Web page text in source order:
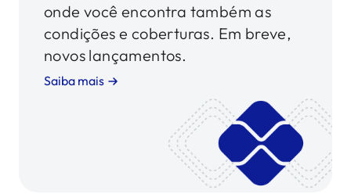
onde você encontra também as
condições e coberturas. Em breve,
novos lançamentos.
Saiba mais